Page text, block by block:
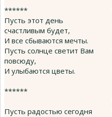
******
Пусть этот день
счастливым будет,
И все сбываются мечты.
Пусть солнце светит Вам
повсюду,
И улыбаются цветы.
******
Пусть радостью сегодня